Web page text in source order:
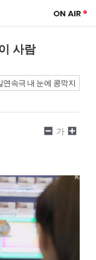
사람
연속극 내 눈에 콩깍지
가